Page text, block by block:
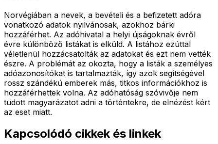
Norvégiában a nevek, a bevételi és a befizetett adóra
vonatkozó adatok nyilvánosak, azokhoz bárki
hozzáférhet. Az adóhivatal a helyi újságoknak évről
évre különböző listákat is elküld. A listához ezúttal
véletlenül hozzácsatolták az adatokat és ezt nem vették
észre. A problémát az okozta, hogy a listák a személyes
adóazonosítókat is tartalmazták, így azok segítségével
rossz szándékú emberek más, titkos információkhoz is
hozzáférhettek volna. Az adóhatóság szóvivője nem
tudott magyarázatot adni a történtekre, de elnézést kért
az eset miatt.
Kapcsolódó cikkek és linkek